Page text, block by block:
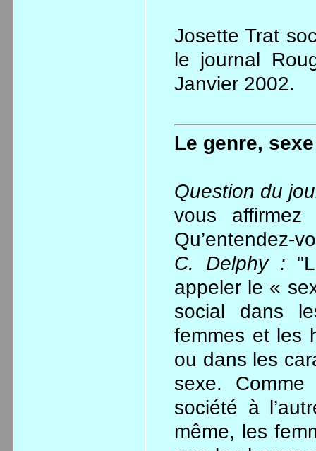
Josette Trat
le journal
Janvier 2002.
Le genre,
Question du
vous
Qu’entendez-
C. Delphy :
appeler le «
social dans
femmes et les
ou dans les
sexe.
société à
même, les